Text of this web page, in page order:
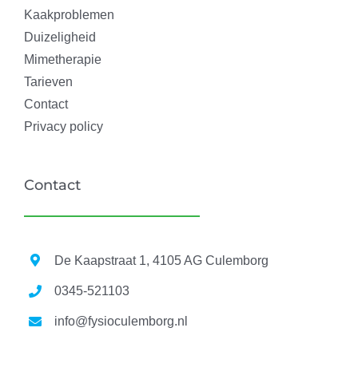
Kaakproblemen
Duizeligheid
Mimetherapie
Tarieven
Contact
Privacy policy
Contact
De Kaapstraat 1, 4105 AG Culemborg
0345-521103
info@fysioculemborg.nl